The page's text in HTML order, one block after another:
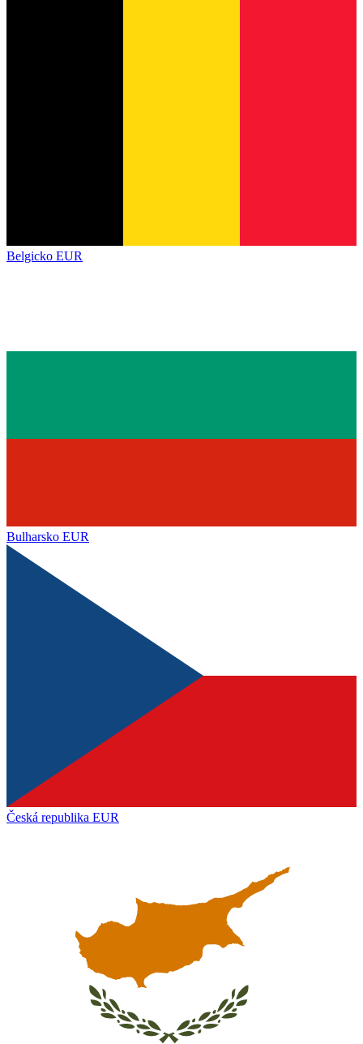
Belgicko EUR
Bulharsko EUR
Česká republika EUR